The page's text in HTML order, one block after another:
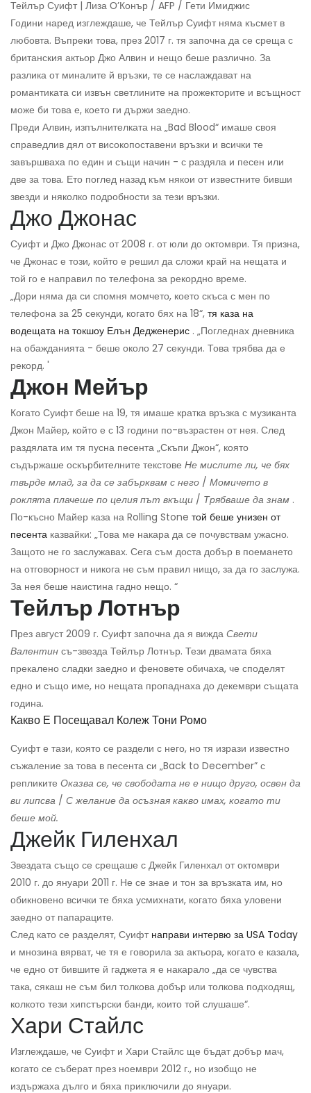
Тейлър Суифт | Лиза О’Конър / AFP / Гети Имиджис
Години наред изглеждаше, че Тейлър Суифт няма късмет в
любовта. Въпреки това, през 2017 г. тя започна да се среща с
британския актьор Джо Алвин и нещо беше различно. За
разлика от миналите й връзки, те се наслаждават на
романтиката си извън светлините на прожекторите и всъщност
може би това е, което ги държи заедно.
Преди Алвин, изпълнителката на „Bad Blood“ имаше своя
справедлив дял от високопоставени връзки и всички те
завършваха по един и същи начин - с раздяла и песен или
две за това. Ето поглед назад към някои от известните бивши
звезди и няколко подробности за тези връзки.
Джо Джонас
Суифт и Джо Джонас от 2008 г. от юли до октомври. Тя призна,
че Джонас е този, който е решил да сложи край на нещата и
той го е направил по телефона за рекордно време.
„Дори няма да си спомня момчето, което скъса с мен по
телефона за 25 секунди, когато бях на 18“, тя каза на
водещата на токшоу Елън Дедженерис . „Погледнах дневника
на обажданията - беше около 27 секунди. Това трябва да е
рекорд. '
Джон Мейър
Когато Суифт беше на 19, тя имаше кратка връзка с музиканта
Джон Майер, който е с 13 години по-възрастен от нея. След
раздялата им тя пусна песента „Скъпи Джон“, която
съдържаше оскърбителните текстове Не мислите ли, че бях
твърде млад, за да се забърквам с него / Момичето в
роклята плачеше по целия път вкъщи / Трябваше да знам .
По-късно Майер каза на Rolling Stone той беше унизен от
песента казвайки: „Това ме накара да се почувствам ужасно.
Защото не го заслужавах. Сега съм доста добър в поемането
на отговорност и никога не съм правил нищо, за да го заслужа.
За нея беше наистина гадно нещо. “
Тейлър Лотнър
През август 2009 г. Суифт започна да я вижда Свети
Валентин съ-звезда Тейлър Лотнър. Тези двамата бяха
прекалено сладки заедно и феновете обичаха, че споделят
едно и също име, но нещата пропаднаха до декември същата
година.
Какво Е Посещавал Колеж Тони Ромо
Суифт е тази, която се раздели с него, но тя изрази известно
съжаление за това в песента си „Back to December” с
репликите Оказва се, че свободата не е нищо друго, освен да
ви липсва / С желание да осъзная какво имах, когато ти
беше мой.
Джейк Гиленхал
Звездата също се срещаше с Джейк Гиленхал от октомври
2010 г. до януари 2011 г. Не се знае и тон за връзката им, но
обикновено всички те бяха усмихнати, когато бяха уловени
заедно от папараците.
След като се разделят, Суифт направи интервю за USA Today
и мнозина вярват, че тя е говорила за актьора, когато е казала,
че едно от бившите й гаджета я е накарало „да се чувства
така, сякаш не съм бил толкова добър или толкова подходящ,
колкото тези хипстърски банди, които той слушаше“.
Хари Стайлс
Изглеждаше, че Суифт и Хари Стайлс ще бъдат добър мач,
когато се съберат през ноември 2012 г., но изобщо не
издържаха дълго и бяха приключили до януари.